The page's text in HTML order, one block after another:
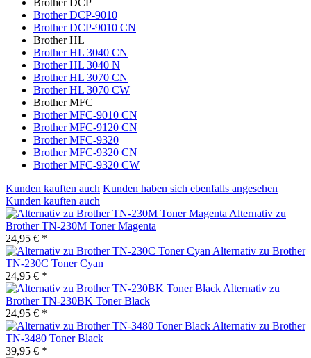
Brother DCP
Brother DCP-9010
Brother DCP-9010 CN
Brother HL
Brother HL 3040 CN
Brother HL 3040 N
Brother HL 3070 CN
Brother HL 3070 CW
Brother MFC
Brother MFC-9010 CN
Brother MFC-9120 CN
Brother MFC-9320
Brother MFC-9320 CN
Brother MFC-9320 CW
Kunden kauften auch Kunden haben sich ebenfalls angesehen
Kunden kauften auch
Alternativ zu
Brother TN-230M Toner Magenta
24,95 € *
Alternativ zu Brother
TN-230C Toner Cyan
24,95 € *
Alternativ zu
Brother TN-230BK Toner Black
24,95 € *
Alternativ zu Brother
TN-3480 Toner Black
39,95 € *